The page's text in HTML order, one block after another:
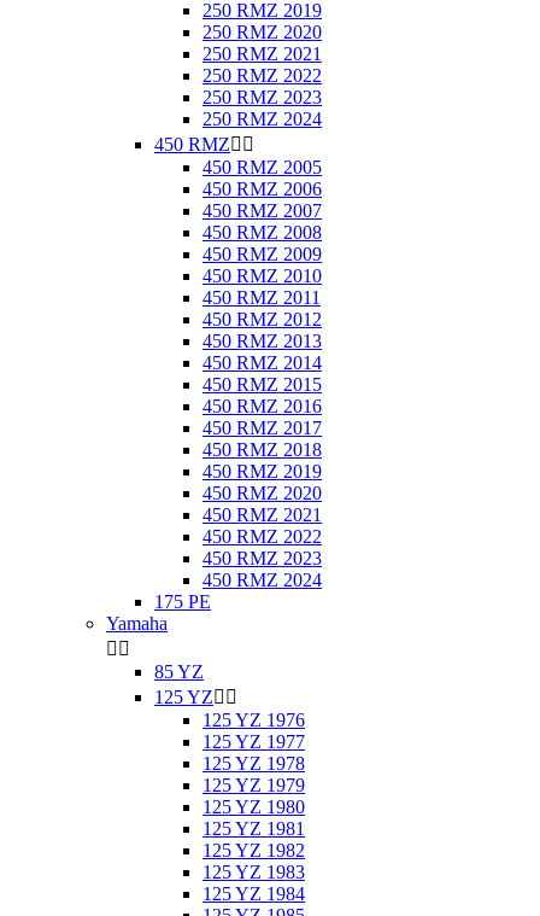
250 RMZ 2019
250 RMZ 2020
250 RMZ 2021
250 RMZ 2022
250 RMZ 2023
250 RMZ 2024
450 RMZ 
450 RMZ 2005
450 RMZ 2006
450 RMZ 2007
450 RMZ 2008
450 RMZ 2009
450 RMZ 2010
450 RMZ 2011
450 RMZ 2012
450 RMZ 2013
450 RMZ 2014
450 RMZ 2015
450 RMZ 2016
450 RMZ 2017
450 RMZ 2018
450 RMZ 2019
450 RMZ 2020
450 RMZ 2021
450 RMZ 2022
450 RMZ 2023
450 RMZ 2024
175 PE
Yamaha
 
85 YZ
125 YZ 
125 YZ 1976
125 YZ 1977
125 YZ 1978
125 YZ 1979
125 YZ 1980
125 YZ 1981
125 YZ 1982
125 YZ 1983
125 YZ 1984